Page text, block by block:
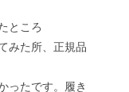
ところ
みた所、正規品
ったです。履き